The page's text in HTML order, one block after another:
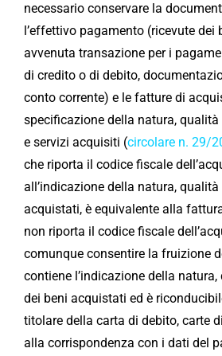
necessario conservare la
l’effettivo pagamento (ricevute dei
avvenuta transazione per i
di credito o di debito,
conto corrente) e le fatture di
specificazione della natura,
e servizi acquisiti (circolare n. 29/
che riporta il codice fiscale
all’indicazione della natura,
acquistati, è equivalente alla
non riporta il codice fiscale
comunque consentire la fruizione
contiene l’indicazione della
dei beni acquistati ed è
titolare della carta di debito, carte
alla corrispondenza con i dati del